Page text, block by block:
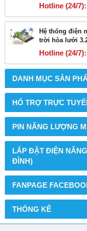
DANH MỤC SẢN
HỔ TRỢ TRỰC
PIN NĂNG LƯỢNG
LẮP ĐẶT ĐIỆN
ĐÌNH)
FANPAGE
THỐNG KÊ
Hotline (24/7):
03678.2.5959
Hệ thống điện
trời hòa lưới
Hotline (24/7):
03678.2.5959